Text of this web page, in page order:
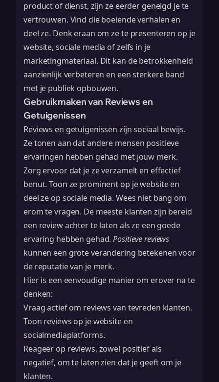
product of dienst, zijn ze eerder geneigd je te
vertrouwen. Vind die boeiende verhalen en
deel ze. Denk eraan om ze te presenteren op je
website, sociale media of zelfs in je
marketingmateriaal. Dit kan debetrokkenheid
aanzienlijk verbeteren en een sterkere band
met je publiek opbouwen.
Gebruikmaken van Reviews en
Getuigenissen
Reviews en getuigenissen zijn sociaal bewijs.
Ze tonen aan dat andere mensen positieve
ervaringen hebben gehad met jouw merk.
Zorg ervoor dat je ze verzamelt en effectief
benut. Toon ze prominent op je website en
deel ze op sociale media. Wees niet bang om
erom te vragen. De meeste klanten zijn bereid
een review achter te laten als ze een goede
ervaring hebben gehad.Positieve reviews
kunnen een grote verandering betekenen voor
de reputatie van je merk.
Hier is een eenvoudige manier om erover na te
denken:
Vraag actief om reviews van tevreden klanten.
Toon reviews op je website en
socialmediaplatforms.
Reageer op reviews, zowel positief als
negatief, om te laten zien dat je geeft om je
klanten.